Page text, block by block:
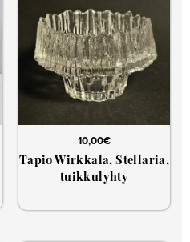
10,00€
Tapio Wirkkala, Stellaria,
tuikkulyhty